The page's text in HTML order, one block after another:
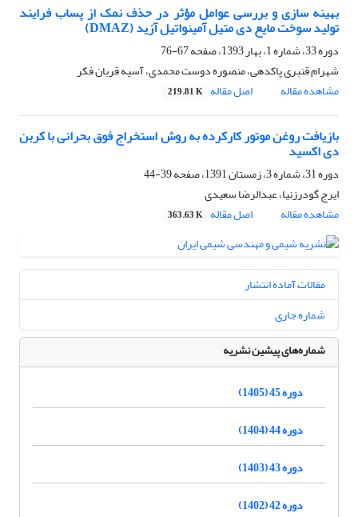
بهینه سازی و بررسی عوامل مؤثر در حذف نمک از پساب فرایند
تولید سوخت مایع دی متیل آمینواتیل آزید (DMAZ)
دوره 33، شماره 1، بهار 1393، صفحه
67-76
شهرام قنبری پاکدهی، منصوره دوست محمدی، آسیه قربان فکر
مشاهده مقاله
اصل مقاله 219.81 K
بازیافت روغن موتور کارکرده به روش استخراج فوق بحرانی با کربن
دی اکسید
دوره 31، شماره 3، زمستان 1391، صفحه
39-44
ایرج گودرزنیا، عبدالرضا سعیدی
مشاهده مقاله
اصل مقاله 363.63 K
مقالات آماده انتشار
شماره جاری
شماره‌های پیشین نشریه
دوره 45 (1405)
دوره 44 (1404)
دوره 43 (1403)
دوره 42 (1402)